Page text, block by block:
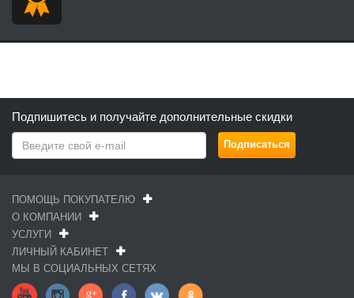
Подпишитесь и получайте дополнительные скидки
ПОМОЩЬ ПОКУПАТЕЛЮ
О КОМПАНИИ
УСЛУГИ
ЛИЧНЫЙ КАБИНЕТ
МЫ В СОЦИАЛЬНЫХ СЕТЯХ